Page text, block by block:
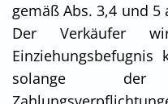
gemäß Abs. 3,4 und
Der Verkäufer
Einziehungsbefugnis
solange